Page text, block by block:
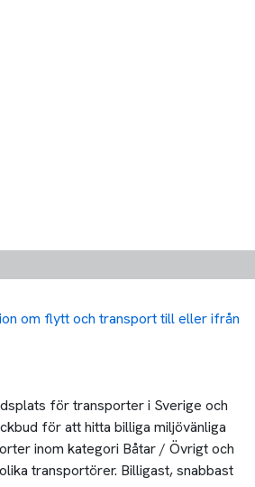
om flytt och transport till eller ifrån
för transporter i Sverige och
för att hitta billiga miljövänliga
inom kategori Båtar / Övrigt och
transportörer. Billigast, snabbast